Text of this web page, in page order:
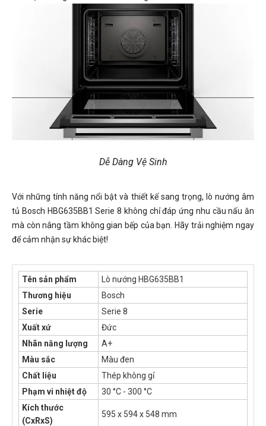
Dễ Dàng Vệ Sinh
Với những tính năng nổi bật và thiết kế sang trọng, lò nướng âm
tủ Bosch HBG635BB1 Serie 8 không chỉ đáp ứng nhu cầu nấu ăn
mà còn nâng tầm không gian bếp của bạn. Hãy trải nghiệm ngay
để cảm nhận sự khác biệt!
Tên sản phẩm
Lò nướng HBG635BB1
Thương hiệu
Bosch
Serie
Serie 8
Xuất xứ
Đức
Nhãn năng lượng
A+
Màu sắc
Màu đen
Chất liệu
Thép không gỉ
Phạm vi nhiệt độ
30 °C - 300 °C
Kích thước
(CxRxS)
595 x 594 x 548 mm